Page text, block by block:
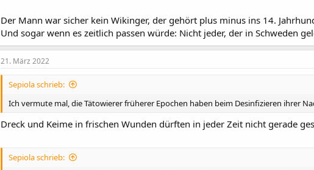
Der Mann war sicher kein Wikinger, der gehört plus minus ins 14.
Und sogar wenn es zeitlich passen würde: Nicht jeder, der in Schweden
21. März 2022
Sepiola schrieb:
Ich vermute mal, die Tätowierer früherer Epochen haben beim Desinfizieren ihrer
Dreck und Keime in frischen Wunden dürften in jeder Zeit nicht gerade
Sepiola schrieb: